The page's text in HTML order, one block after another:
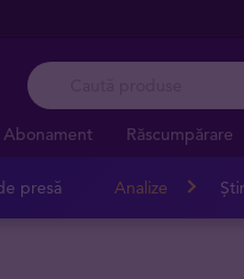
Abonament Răscumpărare
presă Analize